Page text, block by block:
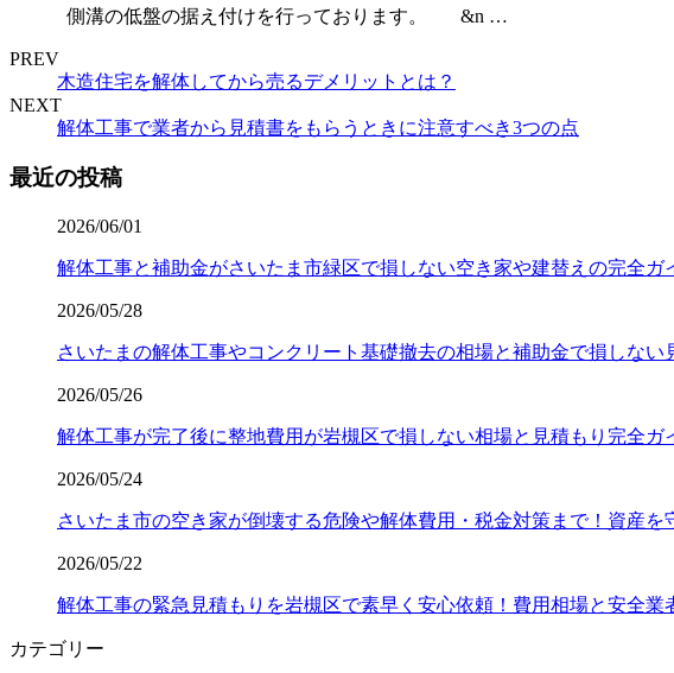
側溝の低盤の据え付けを行っております。 &n …
PREV
木造住宅を解体してから売るデメリットとは？
NEXT
解体工事で業者から見積書をもらうときに注意すべき3つの点
最近の投稿
2026/06/01
解体工事と補助金がさいたま市緑区で損しない空き家や建替えの完全ガ
2026/05/28
さいたまの解体工事やコンクリート基礎撤去の相場と補助金で損しない
2026/05/26
解体工事が完了後に整地費用が岩槻区で損しない相場と見積もり完全ガ
2026/05/24
さいたま市の空き家が倒壊する危険や解体費用・税金対策まで！資産を
2026/05/22
解体工事の緊急見積もりを岩槻区で素早く安心依頼！費用相場と安全業
カテゴリー